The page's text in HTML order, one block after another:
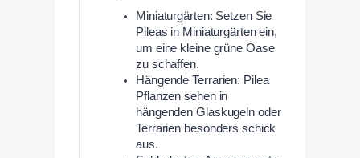
Miniaturgärten: Setzen Sie
Pileas in Miniaturgärten ein,
um eine kleine grüne Oase
zu schaffen.
Hängende Terrarien: Pilea
Pflanzen sehen in
hängenden Glaskugeln oder
Terrarien besonders schick
aus.